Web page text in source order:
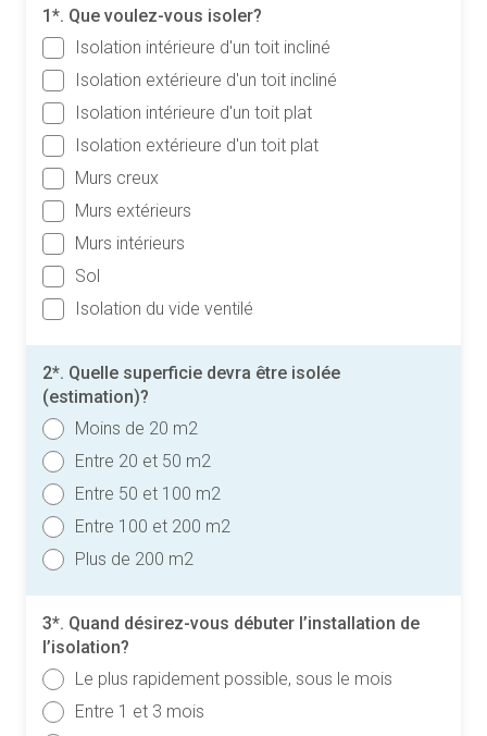
1*. Que voulez-vous isoler?
Isolation intérieure d'un toit incliné
Isolation extérieure d'un toit incliné
Isolation intérieure d'un toit plat
Isolation extérieure d'un toit plat
Murs creux
Murs extérieurs
Murs intérieurs
Sol
Isolation du vide ventilé
2*. Quelle superficie devra être isolée
(estimation)?
Moins de 20 m2
Entre 20 et 50 m2
Entre 50 et 100 m2
Entre 100 et 200 m2
Plus de 200 m2
3*. Quand désirez-vous débuter l’installation de
l’isolation?
Le plus rapidement possible, sous le mois
Entre 1 et 3 mois